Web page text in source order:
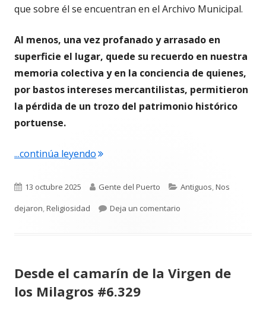
que sobre él se encuentran en el Archivo Municipal.
Al menos, una vez profanado y arrasado en
superficie el lugar, quede su recuerdo en nuestra
memoria colectiva y en la conciencia de quienes,
por bastos intereses mercantilistas, permitieron
la pérdida de un trozo del patrimonio histórico
portuense.
...continúa leyendo"Cuando derribaron el cementerio
Publicado
el
13 octubre 2025 Autor
Gente del Puerto Categorías
Antiguos,Nos
dejaron,Religiosidad Deja un comentario
Desde el camarín de la Virgen de
los Milagros #6.329